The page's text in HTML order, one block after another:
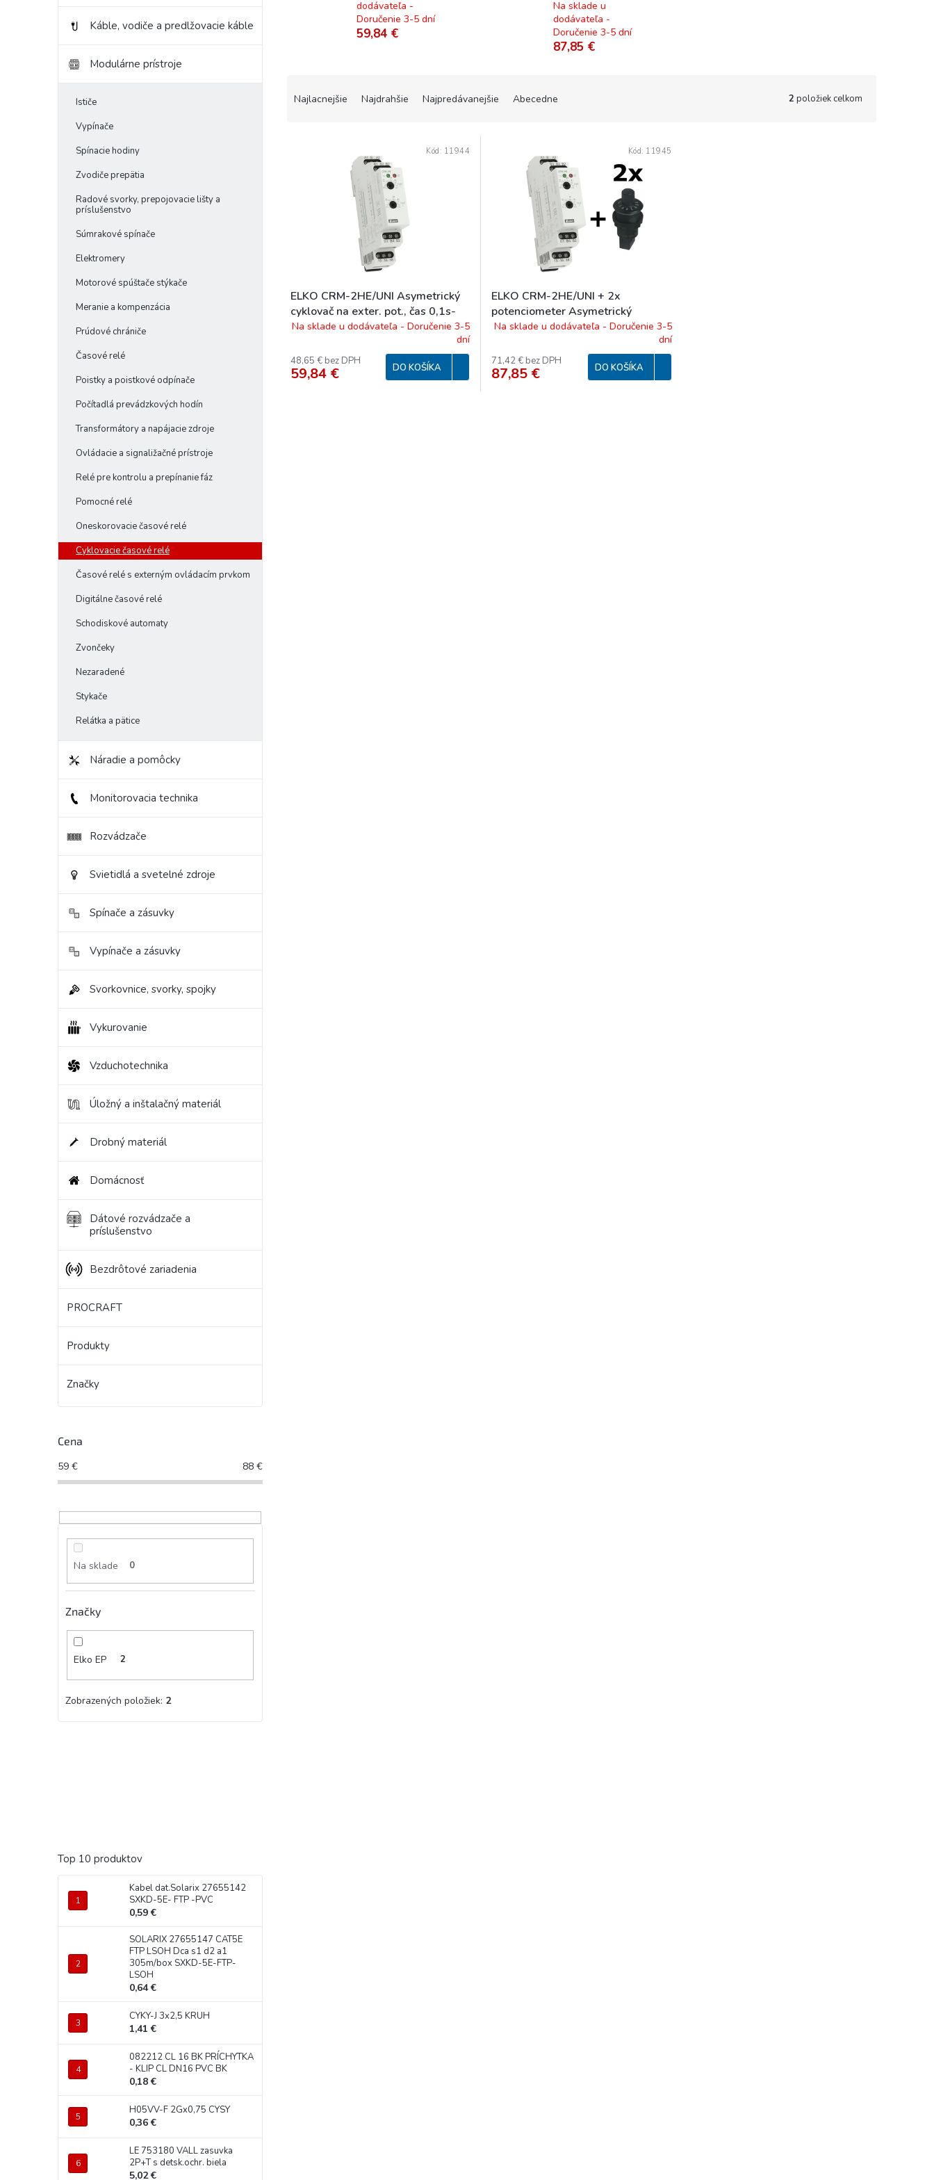
Káble, vodiče a predlžovacie káble
Modulárne prístroje
Ističe
Vypínače
Spínacie hodiny
Zvodiče prepätia
Radové svorky, prepojovacie lišty a
príslušenstvo
Súmrakové spínače
Elektromery
Motorové spúštače stýkače
Meranie a kompenzácia
Prúdové chrániče
Časové relé
Poistky a poistkové odpínače
Počítadlá prevádzkových hodín
Transformátory a napájacie zdroje
Ovládacie a signaližačné prístroje
Relé pre kontrolu a prepínanie fáz
Pomocné relé
Oneskorovacie časové relé
Cyklovacie časové relé
Časové relé s externým ovládacím prvkom
Digitálne časové relé
Schodiskové automaty
Zvončeky
Nezaradené
Stykače
Relátka a pätice
Náradie a pomôcky
Monitorovacia technika
Rozvádzače
Svietidlá a svetelné zdroje
Spínače a zásuvky
Vypínače a zásuvky
Svorkovnice, svorky, spojky
Vykurovanie
Vzduchotechnika
Úložný a inštalačný materiál
Drobný materiál
Domácnosť
Dátové rozvádzače a
príslušenstvo
Bezdrôtové zariadenia
PROCRAFT
Produkty
Značky
Cena
59 € 88 €
Na sklade 0
Značky
Elko EP 2
Zobrazených položiek: 2
Top 10 produktov
Kabel dat.Solarix 27655142
SXKD-5E- FTP -PVC
0,59 €
SOLARIX 27655147 CAT5E
FTP LSOH Dca s1 d2 a1
305m/box SXKD-5E-FTP-
LSOH
0,64 €
CYKY-J 3x2,5 KRUH
1,41 €
082212 CL 16 BK PRÍCHYTKA
- KLIP CL DN16 PVC BK
0,18 €
H05VV-F 2Gx0,75 CYSY
0,36 €
LE 753180 VALL zasuvka
2P+T s detsk.ochr. biela
5,02 €
dodávateľa -
Doručenie 3-5 dní
59,84 €
Na sklade u
dodávateľa -
Doručenie 3-5 dní
87,85 €
o
v
Najlacnejšie Najdrahšie Najpredávanejšie Abecedne 2 položiek celkom
k
t
o
ELKO CRM-2HE/UNI Asymetrický
cyklovač na exter. pot., čas 0,1s-
100 dní, výstup 1x16A prepínací
Na sklade u dodávateľa - Doručenie 3-5
dní
48,65 € bez DPH
59,84 € DO KOŠÍKA
Kód: 11944
ELKO CRM-2HE/UNI + 2x
potenciometer Asymetrický
cyklovač s exter. pot., čas 0,1s-100
Na sklade u dodávateľa - Doručenie 3-5
dní
71,42 € bez DPH
87,85 € DO KOŠÍKA
Kód: 11945